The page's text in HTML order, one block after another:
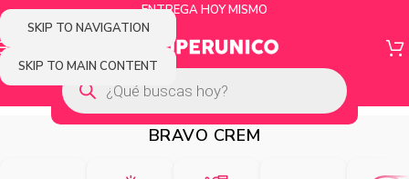
SKIP TO NAVIGATION
SKIP TO MAIN CONTENT
ENTREGA HOY MISMO
BRAVO CREM